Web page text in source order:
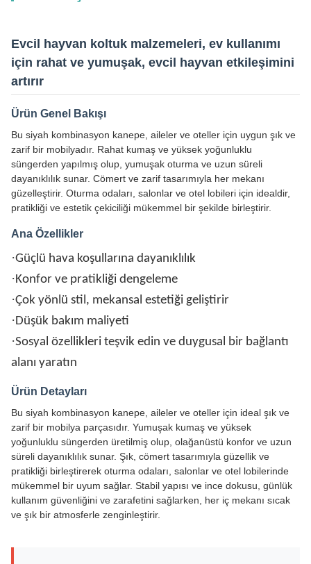
Evcil hayvan koltuk malzemeleri, ev kullanımı
için rahat ve yumuşak, evcil hayvan etkileşimini
artırır
Ürün Genel Bakışı
Bu siyah kombinasyon kanepe, aileler ve oteller için uygun şık ve
zarif bir mobilyadır. Rahat kumaş ve yüksek yoğunluklu
süngerden yapılmış olup, yumuşak oturma ve uzun süreli
dayanıklılık sunar. Cömert ve zarif tasarımıyla her mekanı
güzelleştirir. Oturma odaları, salonlar ve otel lobileri için idealdir,
pratikliği ve estetik çekiciliği mükemmel bir şekilde birleştirir.
Ana Özellikler
·Güçlü hava koşullarına dayanıklılık
·Konfor ve pratikliği dengeleme
·Çok yönlü stil, mekansal estetiği geliştirir
·Düşük bakım maliyeti
·Sosyal özellikleri teşvik edin ve duygusal bir bağlantı
alanı yaratın
Ürün Detayları
Bu siyah kombinasyon kanepe, aileler ve oteller için ideal şık ve
zarif bir mobilya parçasıdır. Yumuşak kumaş ve yüksek
yoğunluklu süngerden üretilmiş olup, olağanüstü konfor ve uzun
süreli dayanıklılık sunar. Şık, cömert tasarımıyla güzellik ve
pratikliği birleştirerek oturma odaları, salonlar ve otel lobilerinde
mükemmel bir uyum sağlar. Stabil yapısı ve ince dokusu, günlük
kullanım güvenliğini ve zarafetini sağlarken, her iç mekanı sıcak
ve şık bir atmosferle zenginleştirir.